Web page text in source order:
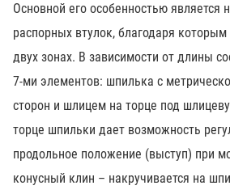
Основной его особенностью является
распорных втулок, благодаря
двух зонах. В зависимости от длины
7-ми элементов: шпилька с
сторон и шлицем на торце под
торце шпильки дает возможность
продольное положение (выступ) при
конусный клин – накручивается на